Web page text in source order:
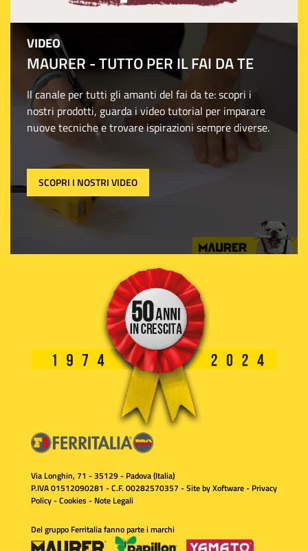
VIDEO
MAURER - TUTTO PER IL FAI DA TE
Il canale per tutti gli amanti del fai da te: scopri i
nostri prodotti, guarda i video tutorial per imparare
nuove tecniche e trovare ispirazioni sempre diverse.
SCOPRI I NOSTRI VIDEO
Via Longhin, 71 - 35129 - Padova (Italia)
P.IVA 01512090281 - C.F. 00282570357 - Site byXoftware- Privacy
Policy-Cookies- Note Legali
Del gruppo Ferritalia fanno parte i marchi